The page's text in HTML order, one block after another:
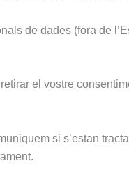
de dades (fora de
el vostre
si s’estan